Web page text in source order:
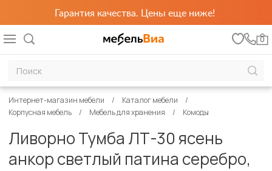
Гарантия качества. Цены еще ниже!
0
Интернет-магазин мебели
Каталог мебели
Корпусная мебель
Мебель для хранения Комоды
Ливорно Тумба ЛТ-30 ясень
анкор светлый патина серебро,